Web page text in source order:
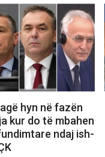
hyn në fazën
kur do të mbahen
ndaj ish-